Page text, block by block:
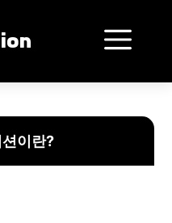
메
뉴
이란?